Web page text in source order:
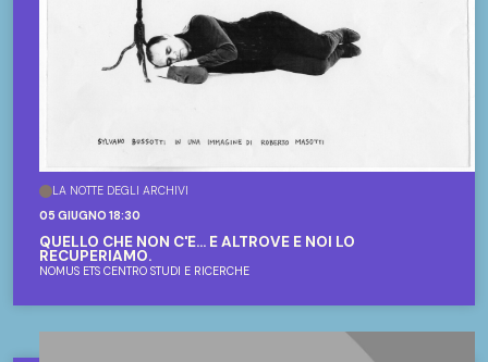
LA NOTTE DEGLI ARCHIVI
05 GIUGNO 18:30
QUELLO CHE NON C'È... È ALTROVE E NOI LO
RECUPERIAMO.
NOMUS ETS CENTRO STUDI E RICERCHE